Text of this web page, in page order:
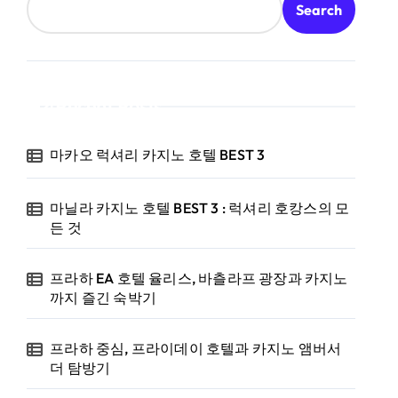
Search
마카오 럭셔리 카지노 호텔 BEST 3
마닐라 카지노 호텔 BEST 3 : 럭셔리 호캉스의 모
든 것
프라하 EA 호텔 율리스, 바츨라프 광장과 카지노
까지 즐긴 숙박기
프라하 중심, 프라이데이 호텔과 카지노 앰버서
더 탐방기